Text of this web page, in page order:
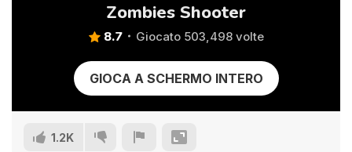
Zombies Shooter
8.7 Giocato 503,498 volte
GIOCA A SCHERMO INTERO
1.2K